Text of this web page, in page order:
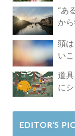
“あ
か
頭
いこ
道
に
EDITOR’S